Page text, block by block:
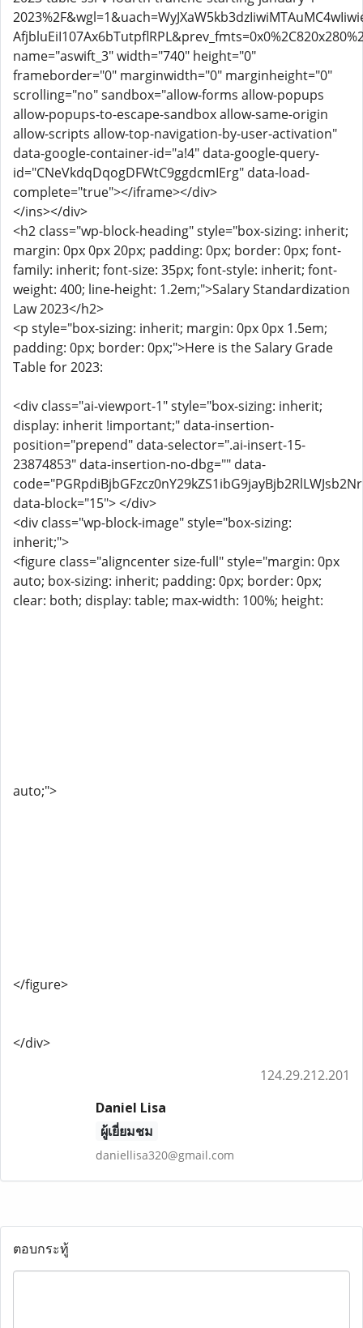
name="aswift_3" width="740" height="0"
frameborder="0" marginwidth="0" marginheight="0"
scrolling="no" sandbox="allow-forms allow-popups
allow-popups-to-escape-sandbox allow-same-origin
allow-scripts allow-top-navigation-by-user-activation"
data-google-container-id="a!4" data-google-query-
id="CNeVkdqDqogDFWtC9ggdcmIErg" data-load-
complete="true"></iframe></div>
</ins></div>
<h2 class="wp-block-heading" style="box-sizing: inherit;
margin: 0px 0px 20px; padding: 0px; border: 0px; font-
family: inherit; font-size: 35px; font-style: inherit; font-
weight: 400; line-height: 1.2em;">Salary Standardization
Law 2023</h2>
<p style="box-sizing: inherit; margin: 0px 0px 1.5em;
padding: 0px; border: 0px;">Here is the Salary Grade
Table for 2023:
<div class="ai-viewport-1" style="box-sizing: inherit;
display: inherit !important;" data-insertion-
position="prepend" data-selector=".ai-insert-15-
23874853" data-insertion-no-dbg="" data-
data-block="15"> </div>
<div class="wp-block-image" style="box-sizing:
inherit;">
<figure class="aligncenter size-full" style="margin: 0px
auto; box-sizing: inherit; padding: 0px; border: 0px;
clear: both; display: table; max-width: 100%; height:
auto;">
</figure>
</div>
124.29.212.201
Daniel Lisa
ผู้เยี่ยมชม
daniellisa320@gmail.com
ตอบกระทู้